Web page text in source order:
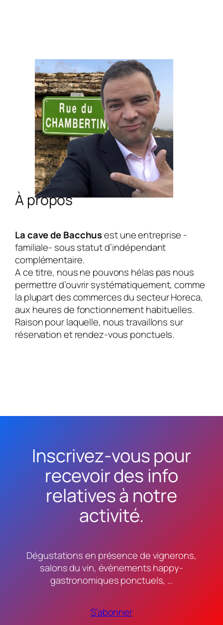
À propos
La cave de Bacchusest une entreprise -
familiale- sous statut d’indépendant
complémentaire.
A ce titre, nous ne pouvons hélas pas nous
permettre d’ouvrir systématiquement, comme
la plupart des commerces du secteur Horeca,
aux heures de fonctionnement habituelles.
Raison pour laquelle, nous travaillons sur
réservation et rendez-vous ponctuels.
Inscrivez-vous pour
recevoir des info
relatives à notre
activité.
Dégustations en présence de vignerons,
salons du vin, évènements happy-
gastronomiques ponctuels, …
S’abonner